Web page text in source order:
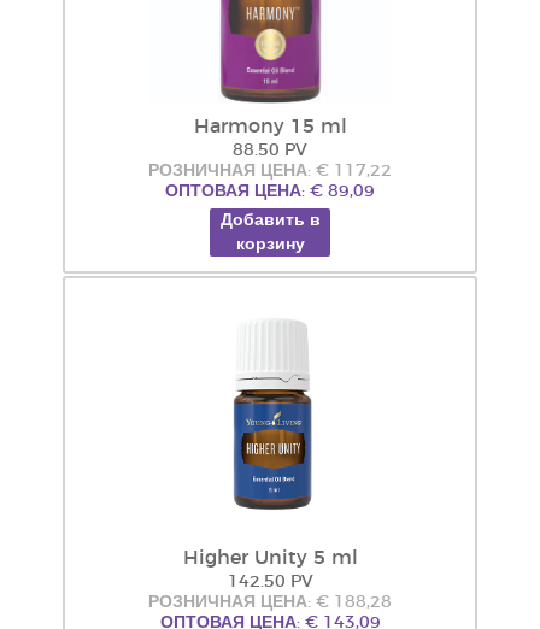
Harmony 15 ml
88.50 PV
РОЗНИЧНАЯ ЦЕНА: € 117,22
ОПТОВАЯ ЦЕНА: € 89,09
Добавить в
корзину
Higher Unity 5 ml
142.50 PV
РОЗНИЧНАЯ ЦЕНА: € 188,28
ОПТОВАЯ ЦЕНА: € 143,09